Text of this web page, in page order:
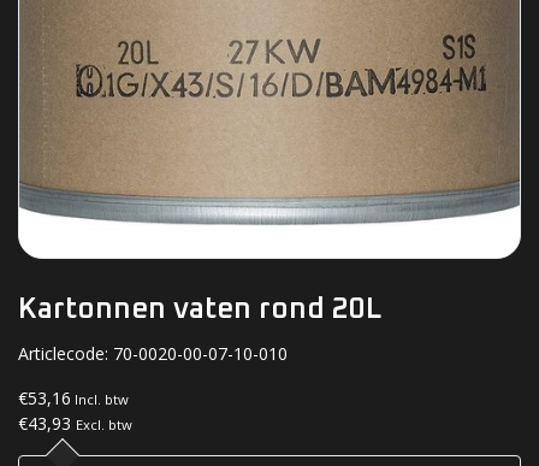
Kartonnen vaten rond 20L
Articlecode: 70-0020-00-07-10-010
€53,16 Incl. btw
€43,93 Excl. btw